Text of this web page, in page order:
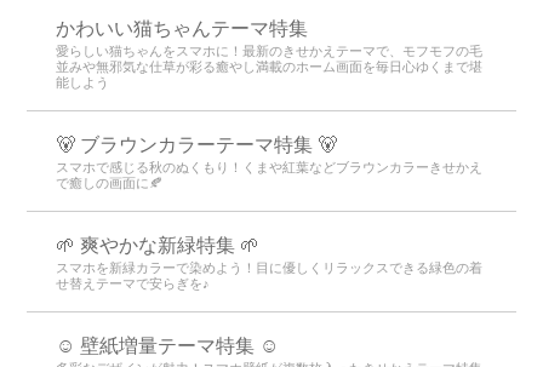
かわいい猫ちゃんテーマ特集
愛らしい猫ちゃんをスマホに！最新のきせかえテーマで、モフモフの毛
並みや無邪気な仕草が彩る癒やし満載のホーム画面を毎日心ゆくまで堪
能しよう
🐻 ブラウンカラーテーマ特集 🐻
スマホで感じる秋のぬくもり！くまや紅葉などブラウンカラーきせかえ
で癒しの画面に🍂
🌱 爽やかな新緑特集 🌱
スマホを新緑カラーで染めよう！目に優しくリラックスできる緑色の着
せ替えテーマで安らぎを♪
☺️ 壁紙増量テーマ特集 ☺️